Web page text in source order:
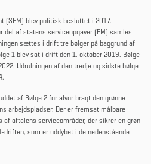
(SFM) blev politisk besluttet i 2017.
del af statens serviceopgaver (FM) samles
sættes i drift tre bølger på baggrund af
1 blev sat i drift den 1. oktober 2019. Bølge
Udrulningen af den tredje og sidste bølge
af Bølge 2 for alvor bragt den grønne
arbejdspladser. Der er fremsat målbare
aftalens serviceområder, der sikrer en grøn
som er uddybet i de nedenstående